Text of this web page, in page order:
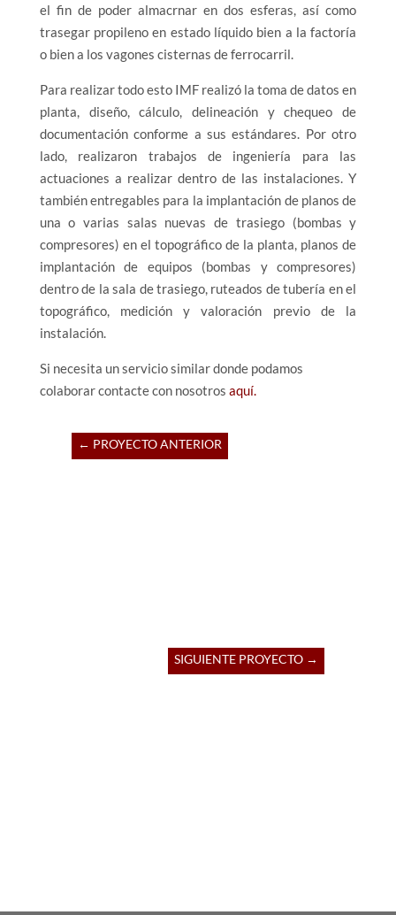
el fin de poder almacrnar en dos esferas, así como
trasegar propileno en estado líquido bien a la factoría
o bien a los vagones cisternas de ferrocarril.
Para realizar todo esto IMF realizó la toma de datos en
planta, diseño, cálculo, delineación y chequeo de
documentación conforme a sus estándares. Por otro
lado, realizaron trabajos de ingeniería para las
actuaciones a realizar dentro de las instalaciones. Y
también entregables para la implantación de planos de
una o varias salas nuevas de trasiego (bombas y
compresores) en el topográfico de la planta, planos de
implantación de equipos (bombas y compresores)
dentro de la sala de trasiego, ruteados de tubería en el
topográfico, medición y valoración previo de la
instalación.
Si necesita un servicio similar donde podamos
colaborar contacte con nosotros aquí.
← PROYECTO ANTERIOR
SIGUIENTE PROYECTO →